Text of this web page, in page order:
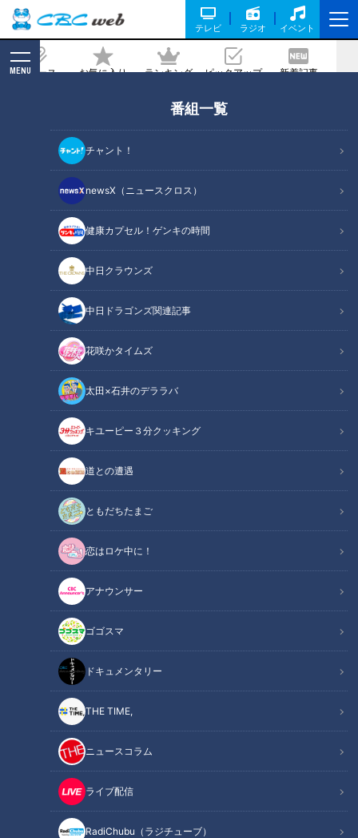
テレビ ラジオ イベント
ニュース お気に入り ランキング ピックアップ 新着記事
MENU
番組一覧
チャント！
newsX（ニュースクロス）
健康カプセル！ゲンキの時間
中日クラウンズ
中日ドラゴンズ関連記事
花咲かタイムズ
太田×石井のデララバ
キユーピー３分クッキング
道との遭遇
ともだちたまご
恋はロケ中に！
アナウンサー
ゴゴスマ
ドキュメンタリー
THE TIME,
ニュースコラム
ライブ配信
RadiChubu（ラジチューブ）
ぎょうざ"に大満足!
記事に戻る
この記事の画像（全10枚）
記事に戻る
この記事を見たあなたへのおすすめ